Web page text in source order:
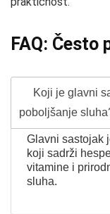
FAQ:
Koji je glavni
poboljšanje
Glavni sastojak
koji sadrži
vitamine i
sluha.